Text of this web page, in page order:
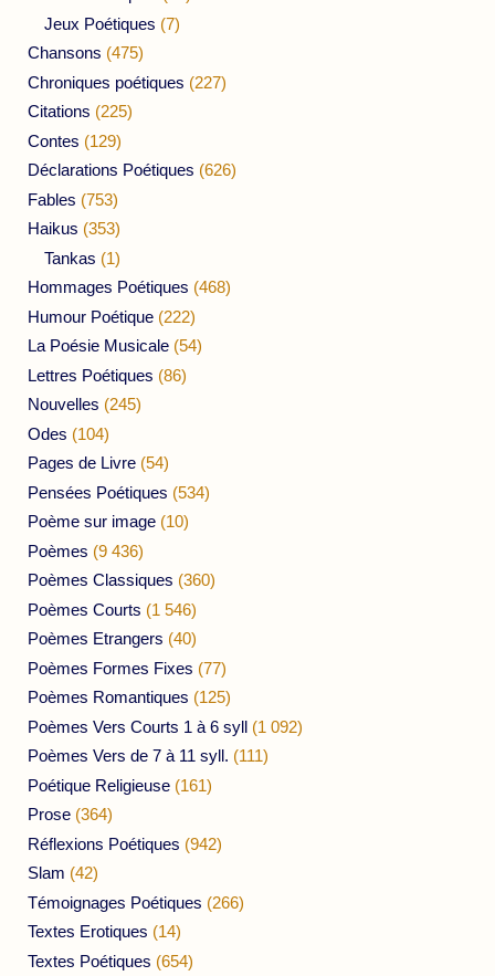
Jeux Poétiques (7)
Chansons (475)
Chroniques poétiques (227)
Citations (225)
Contes (129)
Déclarations Poétiques (626)
Fables (753)
Haikus (353)
Tankas (1)
Hommages Poétiques (468)
Humour Poétique (222)
La Poésie Musicale (54)
Lettres Poétiques (86)
Nouvelles (245)
Odes (104)
Pages de Livre (54)
Pensées Poétiques (534)
Poème sur image (10)
Poèmes (9 436)
Poèmes Classiques (360)
Poèmes Courts (1 546)
Poèmes Etrangers (40)
Poèmes Formes Fixes (77)
Poèmes Romantiques (125)
Poèmes Vers Courts 1 à 6 syll (1 092)
Poèmes Vers de 7 à 11 syll. (111)
Poétique Religieuse (161)
Prose (364)
Réflexions Poétiques (942)
Slam (42)
Témoignages Poétiques (266)
Textes Erotiques (14)
Textes Poétiques (654)